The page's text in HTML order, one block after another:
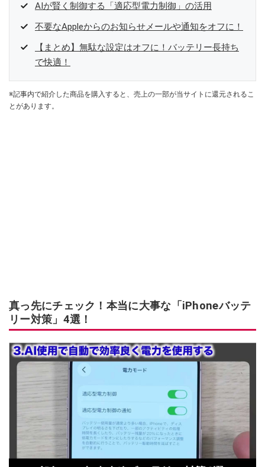
AIが賢く制御する「適応型電力制御」の活用
不要なAppleからのお知らせメールや通知をオフに！
【まとめ】無駄な設定はオフに！バッテリー長持ち
で快適！
※記事内で紹介した商品を購入すると、売上の一部が当サイトに還元されるこ
とがあります。
真っ先にチェック！本当に大事な「iPhoneバッテ
リー対策」4選！